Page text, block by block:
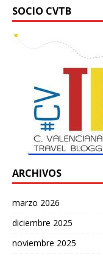
SOCIO CVTB
ARCHIVOS
marzo 2026
diciembre 2025
noviembre 2025